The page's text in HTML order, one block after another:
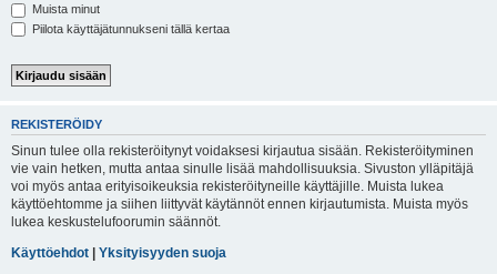
Muista minut
Piilota käyttäjätunnukseni tällä kertaa
REKISTERÖIDY
Sinun tulee olla rekisteröitynyt voidaksesi kirjautua sisään. Rekisteröityminen
vie vain hetken, mutta antaa sinulle lisää mahdollisuuksia. Sivuston ylläpitäjä
voi myös antaa erityisoikeuksia rekisteröityneille käyttäjille. Muista lukea
käyttöehtomme ja siihen liittyvät käytännöt ennen kirjautumista. Muista myös
lukea keskustelufoorumin säännöt.
Käyttöehdot | Yksityisyyden suoja